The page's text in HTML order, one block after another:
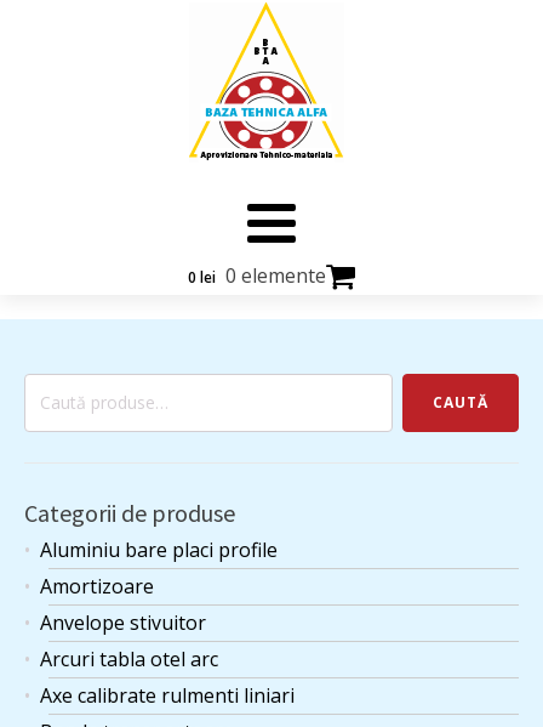
0 lei 0 elemente
Caută
CAUTĂ
Categorii de produse
Aluminiu bare placi profile
Amortizoare
Anvelope stivuitor
Arcuri tabla otel arc
Axe calibrate rulmenti liniari